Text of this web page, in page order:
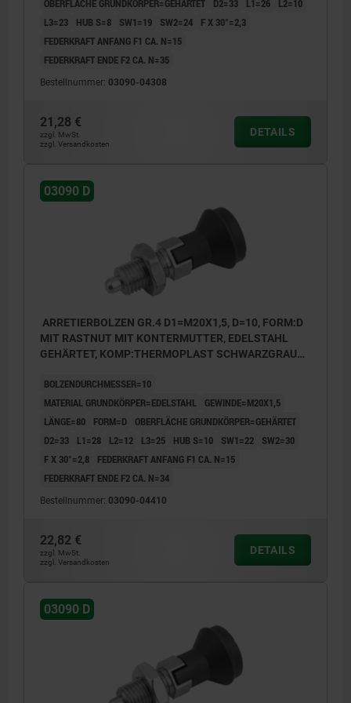
OBERFLÄCHE GRUNDKÖRPER=GEHÄRTET
D2=33 L1=26
L2=10
L3=23
HUB S=8 SW1=19 SW2=24
F X 30°=2,3
FEDERKRAFT ANFANG F1 CA. N=15
FEDERKRAFT ENDE F2 CA. N=35
Bestellnummer: 03090-04308
21,28 €
zzgl. MwSt.
zzgl. Versandkosten
DETAILS
03090 D
ARRETIERBOLZEN GR.4 D1=M20X1,5, D=10, FORM:D
MIT RASTNUT MIT KONTERMUTTER, EDELSTAHL
GEHÄRTET, KOMP:THERMOPLAST SCHWARZGRAU
BOLZENDURCHMESSER=10
MATERIAL GRUNDKÖRPER=EDELSTAHL
GEWINDE=M20X1,5
LÄNGE=80
FORM=D
OBERFLÄCHE GRUNDKÖRPER=GEHÄRTET
D2=33
L1=28 L2=12 L3=25 HUB S=10 SW1=22
SW2=30
F X 30°=2,8
FEDERKRAFT ANFANG F1 CA. N=15
FEDERKRAFT ENDE F2 CA. N=34
Bestellnummer: 03090-04410
22,82 €
zzgl. MwSt.
zzgl. Versandkosten
DETAILS
03090 D